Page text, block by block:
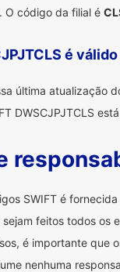
O código da filial é
é
última atualização
DWSCJPJTCLS
SWIFT é
feitos todos os
é importante que
nenhuma